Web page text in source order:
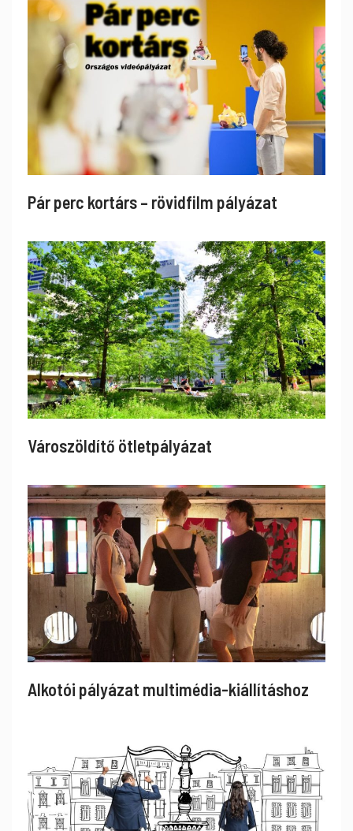
Pár perc kortárs – rövidfilm pályázat
Városzöldítő ötletpályázat
Alkotói pályázat multimédia-kiállításhoz